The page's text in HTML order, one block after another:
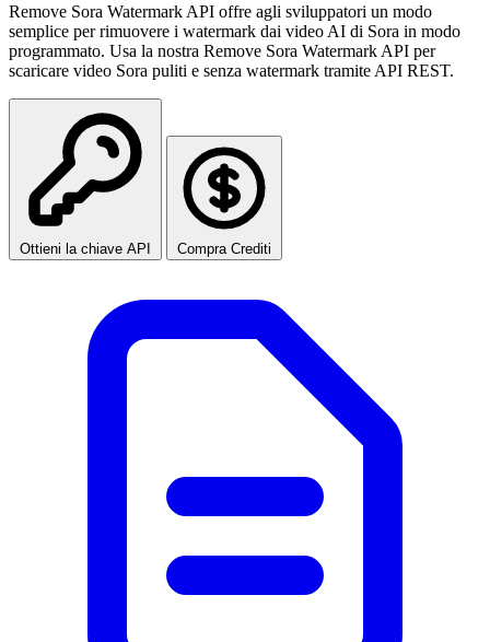
Remove Sora Watermark API offre agli sviluppatori un modo
semplice per rimuovere i watermark dai video AI di Sora in modo
programmato. Usa la nostra Remove Sora Watermark API per
scaricare video Sora puliti e senza watermark tramite API REST.
Ottieni la chiave API Compra Crediti